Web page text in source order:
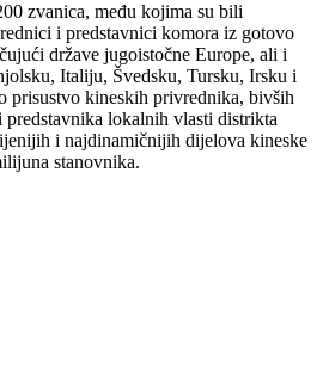
zvanica, među kojima su bili
i predstavnici komora iz gotovo
države jugoistočne Europe, ali i
Italiju, Švedsku, Tursku, Irsku i
prisustvo kineskih privrednika, bivših
lokalnih vlasti distrikta
i najdinamičnijih dijelova kineske
stanovnika.